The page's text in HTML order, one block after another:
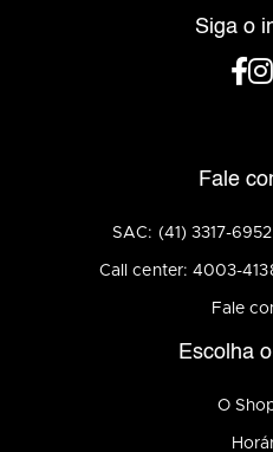
Siga o
Fale
SAC: (41) 3317-
Call center: 4003-
Fale
Escolha
O